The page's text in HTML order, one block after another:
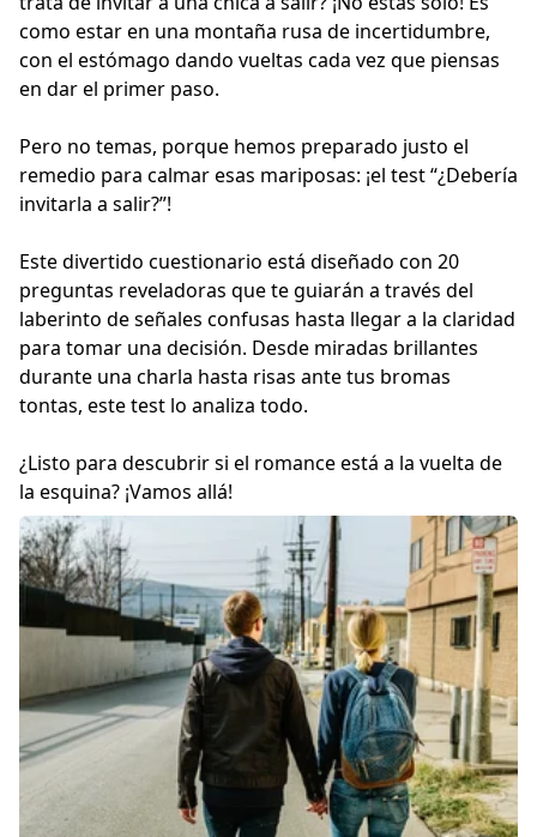
como estar en una montaña rusa de incertidumbre,
con el estómago dando vueltas cada vez que piensas
en dar el primer paso.
Pero no temas, porque hemos preparado justo el
remedio para calmar esas mariposas: ¡el test “¿Debería
invitarla a salir?”!
Este divertido cuestionario está diseñado con 20
preguntas reveladoras que te guiarán a través del
laberinto de señales confusas hasta llegar a la claridad
para tomar una decisión. Desde miradas brillantes
durante una charla hasta risas ante tus bromas
tontas, este test lo analiza todo.
¿Listo para descubrir si el romance está a la vuelta de
la esquina? ¡Vamos allá!